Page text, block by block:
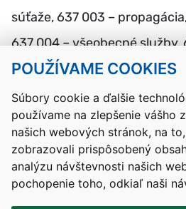
POUŽÍVAME COOKIES
Súbory cookie a ďalšie
používame na zlepšenie vášho
našich webových stránok, na
zobrazovali prispôsobený
analýzu návštevnosti našich
pochopenie toho, odkiaľ naši
súťaže, 637 003 –
637 004 – všeobecné služby,
služby, 637 007 – cestovné
vlastným zamestnancom),
expertízy, posudky, 637027 –
zamestnancov
036 – reprezentačné